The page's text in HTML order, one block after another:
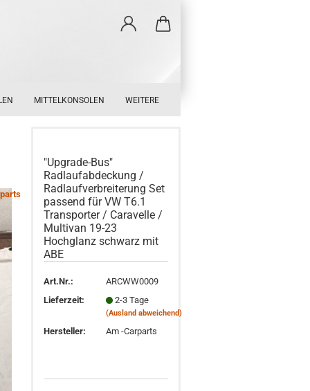
MITTELKONSOLEN WEITERE
"Upgrade-Bus"
Radlaufabdeckung /
Radlaufverbreiterung Set
passend für VW T6.1
Transporter / Caravelle /
Multivan 19-23
Hochglanz schwarz mit
ABE
Art.Nr.:
ARCWW0009
Lieferzeit:
2-3 Tage
(Ausland abweichend)
Hersteller: Am -Carparts